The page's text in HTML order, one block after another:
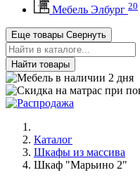
Мебель Элбург 20
Еще товары Свернуть
Найти товары
Каталог
Шкафы из массива
Шкаф "Марьино 2"